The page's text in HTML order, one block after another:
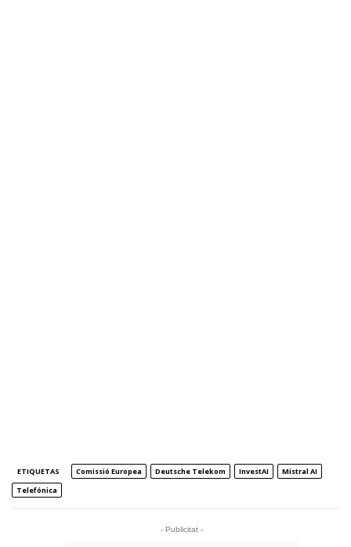
ETIQUETAS Comissió Europea Deutsche Telekom InvestAI
Mistral AI
Telefónica
- Publicitat -